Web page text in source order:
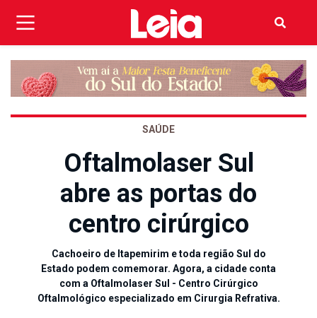
SAÚDE
Oftalmolaser Sul
abre as portas do
centro cirúrgico
Cachoeiro de Itapemirim e toda região Sul do
Estado podem comemorar. Agora, a cidade conta
com a Oftalmolaser Sul - Centro Cirúrgico
Oftalmológico especializado em Cirurgia Refrativa.